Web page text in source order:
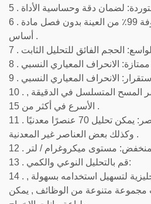
6 . الحد الأدنى من تأثير المصفوفة 99٪ من العينة بدون فصل مادة
أساس .
10 . التحليل السريع: عناصر المسح المتسلسل في الدقيقة ,
الأسرع في أكثر من 15 .
11 . تحليل العديد من العناصر: يمكن تحليل 70 عنصرًا معدنيًا
وكذلك بعض العناصر غير المعدنية .
مستوى ميكروغرام / لتر
13 . قم بالتحليل النوعي والكمي:
14 . برنامج تشغيل باللغة الإنجليزية لتسهيل استخدامه بسهولة ,
مجموعة متنوعة من الوظائف , يمكن